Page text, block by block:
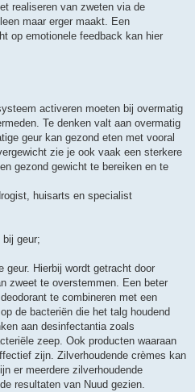
realiseren van zweten via de
maar erger maakt. Een
op emotionele feedback kan hier
activeren moeten bij overmatig
Te denken valt aan overmatig
geur kan gezond eten met vooral
zie je ook vaak een sterkere
gezond gewicht te bereiken en te
huisarts en specialist
bij geur;
geur. Hierbij wordt getracht door
zweet te overstemmen. Een beter
te combineren met een
de bacteriën die het talg houdend
aan desinfectantia zoals
zeep. Ook producten waaraan
zijn. Zilverhoudende crèmes kan
er meerdere zilverhoudende
resultaten van Nuud gezien.